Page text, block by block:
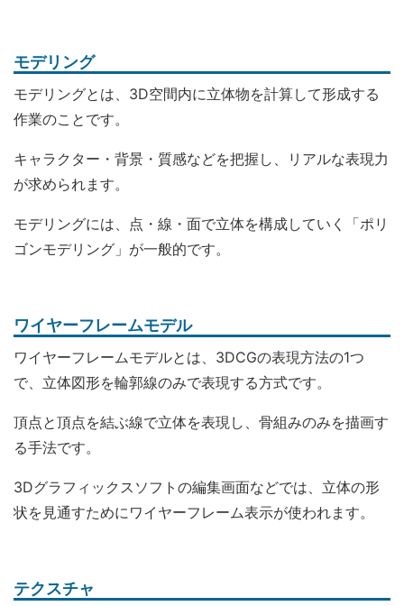
モデリング
モデリングとは、3D空間内に立体物を計算して形成する
作業のことです。
キャラクター・背景・質感などを把握し、リアルな表現力
が求められます。
モデリングには、点・線・面で立体を構成していく「ポリ
ゴンモデリング」が一般的です。
ワイヤーフレームモデル
ワイヤーフレームモデルとは、3DCGの表現方法の1つ
で、立体図形を輪郭線のみで表現する方式です。
頂点と頂点を結ぶ線で立体を表現し、骨組みのみを描画す
る手法です。
3Dグラフィックスソフトの編集画面などでは、立体の形
状を見通すためにワイヤーフレーム表示が使われます。
テクスチャ